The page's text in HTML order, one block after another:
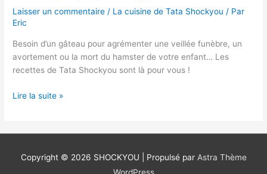
Laisser un commentaire / La cuisine de Tata Shockyou / Par
Eric
Besoin d’un gâteau pour agrémenter une veillée funèbre, un
avortement ou la mort du hamster de votre enfant… Les
recettes de Tata Shockyou sont là pour vous !
Lire la suite »
Copyright © 2026 SHOCKYOU | Propulsé par Astra Thème